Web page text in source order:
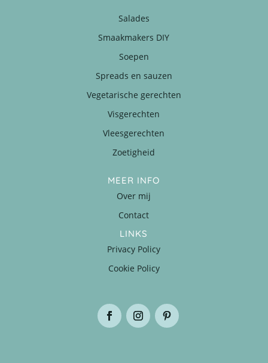
Salades
Smaakmakers DIY
Soepen
Spreads en sauzen
Vegetarische gerechten
Visgerechten
Vleesgerechten
Zoetigheid
MEER INFO
Over mij
Contact
LINKS
Privacy Policy
Cookie Policy